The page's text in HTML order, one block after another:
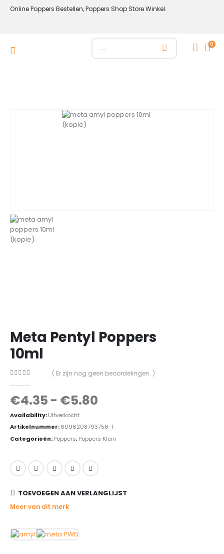
Online Poppers Bestellen, Poppers Shop Store Winkel.
0
Meta Pentyl Poppers
10ml
( Er zijn nog geen beoordelingen. )
€4.35 - €5.80
Availability:Uitverkocht
Artikelnummer:6096208793756-1
Categorieën:Poppers,Poppers Klein
TOEVOEGEN AAN VERLANGLIJST
Meer van dit merk
PWD